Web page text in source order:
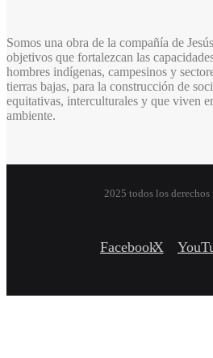
Somos una obra de la compañía de
objetivos que fortalezcan las
hombres indígenas, campesinos y
tierras bajas, para la construcción de
equitativas, interculturales y que viven
ambiente.
2025 todos los derechos
FacebookX